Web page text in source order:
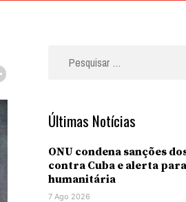
Últimas Notícias
ONU condena sanções
contra Cuba e alerta
humanitária
7 Ago 2026